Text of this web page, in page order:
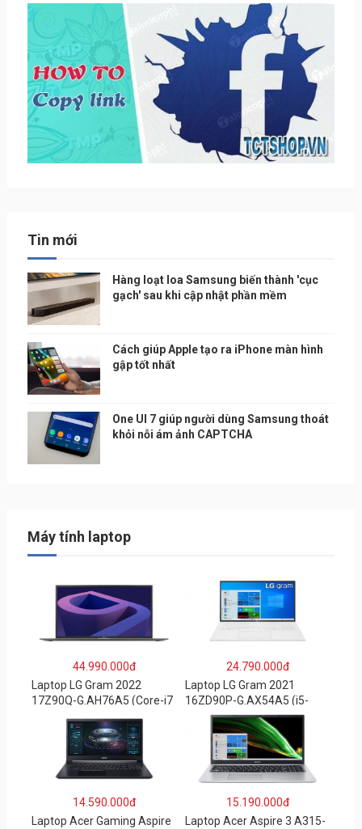
Tin mới
Hàng loạt loa Samsung biến thành 'cục
gạch' sau khi cập nhật phần mềm
Cách giúp Apple tạo ra iPhone màn hình
gập tốt nhất
One UI 7 giúp người dùng Samsung thoát
khỏi nỗi ám ảnh CAPTCHA
Máy tính laptop
44.990.000đ
Laptop LG Gram 2022
17Z90Q-G.AH76A5 (Core-i7
1260P/16GB/512GB/17″
WQXGA/Win 11/Xám)
24.790.000đ
Laptop LG Gram 2021
16ZD90P-G.AX54A5 (i5-
1135G7/8GB RAM/512GB
SSD/16″WQXGA/Dos/Trắng
14.590.000đ
Laptop Acer Gaming Aspire
15.190.000đ
Laptop Acer Aspire 3 A315-